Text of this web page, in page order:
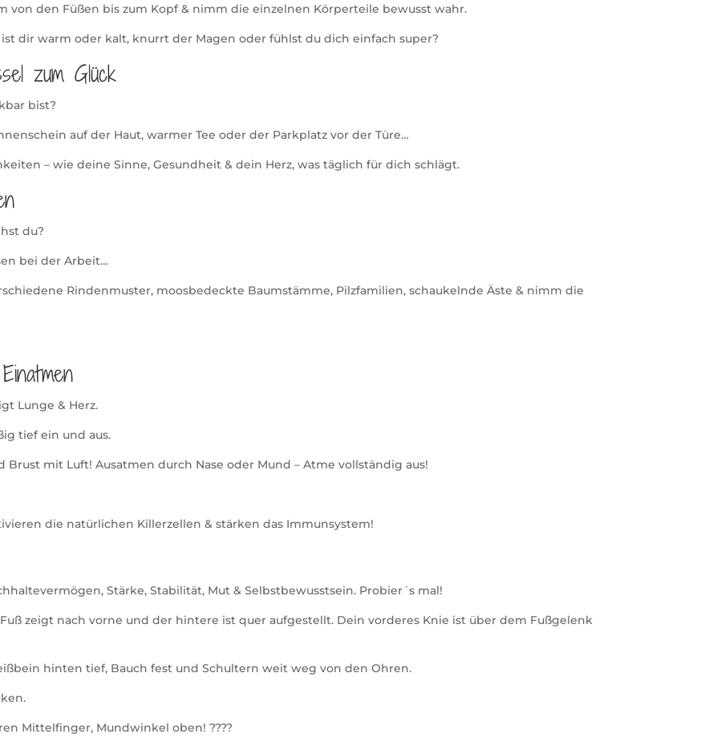
von den Füßen bis zum Kopf & nimm die einzelnen Körperteile bewusst wahr.
dir warm oder kalt, knurrt der Magen oder fühlst du dich einfach super?
zum Glück
bist?
auf der Haut, warmer Tee oder der Parkplatz vor der Türe…
– wie deine Sinne, Gesundheit & dein Herz, was täglich für dich schlägt.
du?
bei der Arbeit…
Rindenmuster, moosbedeckte Baumstämme, Pilzfamilien, schaukelnde Äste & nimm die
Lunge & Herz.
tief ein und aus.
Brust mit Luft! Ausatmen durch Nase oder Mund – Atme vollständig aus!
die natürlichen Killerzellen & stärken das Immunsystem!
Stärke, Stabilität, Mut & Selbstbewusstsein. Probier´s mal!
zeigt nach vorne und der hintere ist quer aufgestellt. Dein vorderes Knie ist über dem Fußgelenk
hinten tief, Bauch fest und Schultern weit weg von den Ohren.
Mittelfinger, Mundwinkel oben! ????